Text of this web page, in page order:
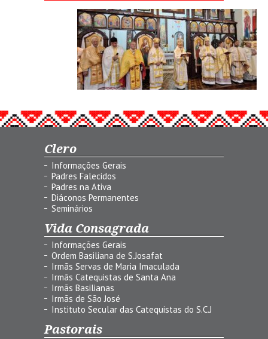
Clero
Informações Gerais
Padres Falecidos
Padres na Ativa
Diáconos Permanentes
Seminários
Vida Consagrada
Informações Gerais
Ordem Basiliana de S.Josafat
Irmãs Servas de Maria Imaculada
Irmãs Catequistas de Santa Ana
Irmãs Basilianas
Irmãs de São José
Instituto Secular das Catequistas do S.C.J
Pastorais